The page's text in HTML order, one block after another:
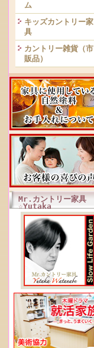
ム
キッズカントリー家
具
カントリー雑貨（市
販品）
Mr.カントリー家具
☆Yutaka